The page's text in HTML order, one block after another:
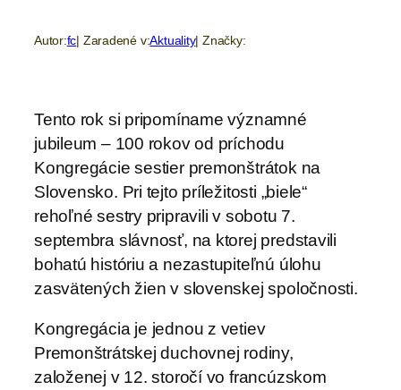
Autor:fc| Zaradené v:Aktuality| Značky:
Tento rok si pripomíname významné
jubileum – 100 rokov od príchodu
Kongregácie sestier premonštrátok na
Slovensko. Pri tejto príležitosti „biele“
rehoľné sestry pripravili v sobotu 7.
septembra slávnosť, na ktorej predstavili
bohatú históriu a nezastupiteľnú úlohu
zasvätených žien v slovenskej spoločnosti.
Kongregácia je jednou z vetiev
Premonštrátskej duchovnej rodiny,
založenej v 12. storočí vo francúzskom